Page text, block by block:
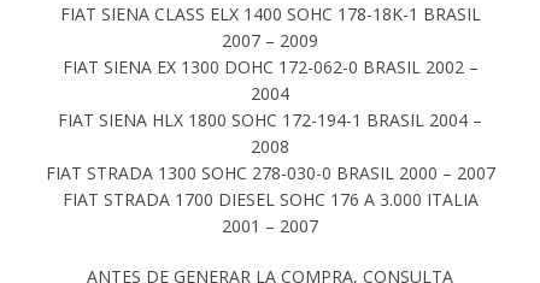
FIAT SIENA CLASS ELX 1400 SOHC 178-18K-1 BRASIL
2007 – 2009
FIAT SIENA EX 1300 DOHC 172-062-0 BRASIL 2002 –
2004
FIAT SIENA HLX 1800 SOHC 172-194-1 BRASIL 2004 –
2008
FIAT STRADA 1300 SOHC 278-030-0 BRASIL 2000 – 2007
FIAT STRADA 1700 DIESEL SOHC 176 A 3.000 ITALIA
2001 – 2007
ANTES DE GENERAR LA COMPRA, CONSULTA